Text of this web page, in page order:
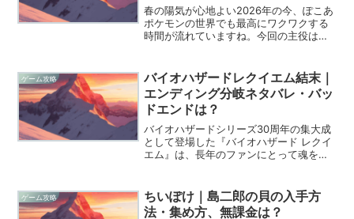
春の陽気が心地よい2026年の今、ぽこあ
ポケモンの世界でも最高にワクワクする
時間が流れていますね。今回の主役は何
ベントです。彼らが血眼になって探して
いる「あかいクリスタ...
ゲーム攻略
バイオハザードレクイエム結末｜
エンディング分岐ネタバレ・バッ
ドエンドは？
バイオハザードシリーズ30周年の集大成
として登場した『バイオハザード レクイ
エム』は、長年のファンにとって魂を揺
ディの生死がプレイヤーの決断に委ねら
れるという事実に、...
ゲーム攻略
ちいぽけ｜島二郎の貝の入手方
法・集め方、無課金は？